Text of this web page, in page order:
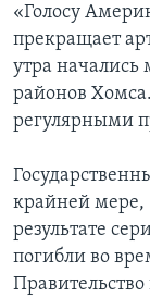
«Голосу
прекращает
утра
районов
регулярными
крайней мере,
результате
погибли во
Правительство